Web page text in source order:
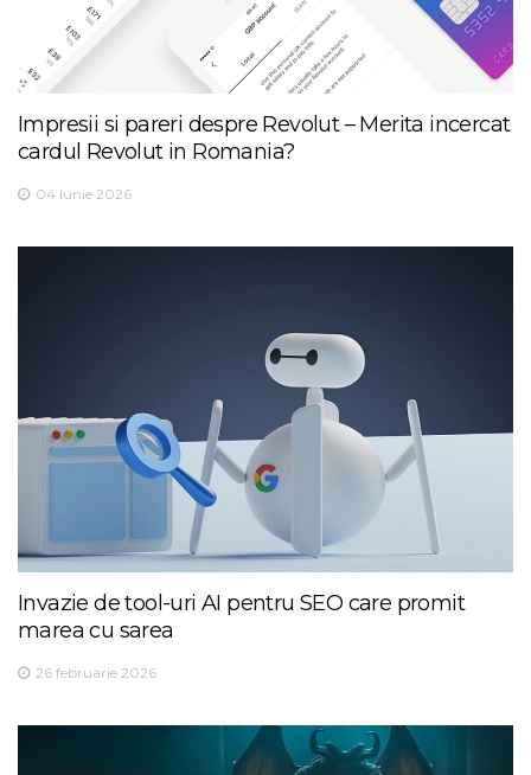
Impresii si pareri despre Revolut – Merita incercat
cardul Revolut in Romania?
04 iunie 2026
Invazie de tool-uri AI pentru SEO care promit
marea cu sarea
26 februarie 2026